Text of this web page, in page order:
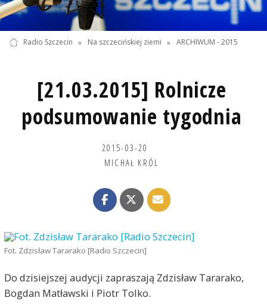
Radio Szczecin » Na szczecińskiej ziemi » ARCHIWUM - 2015
[21.03.2015] Rolnicze
podsumowanie tygodnia
2015-03-20
MICHAŁ KRÓL
Fot. Zdzisław Tararako [Radio Szczecin]
Do dzisiejszej audycji zapraszają Zdzisław Tararako,
Bogdan Matławski i Piotr Tolko.